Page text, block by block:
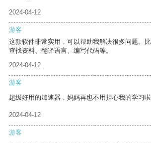
2024-04-12
游客
这款软件非常实用，可以帮助我解决很多问题。
查找资料、翻译语言、编写代码等。
2024-04-12
游客
超级好用的加速器，妈妈再也不用担心我的学习啦
2024-04-12
游客